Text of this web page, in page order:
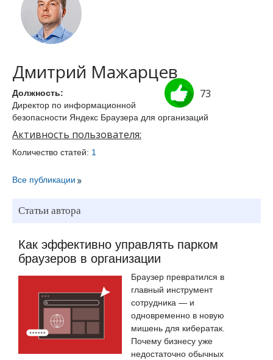
Дмитрий Мажарцев
73
Должность:
Директор по информационной
безопасности Яндекс Браузера для организаций
Активность пользователя:
Количество статей: 1
Все публикации
Статьи автора
Как эффективно управлять парком
браузеров в организации
Браузер превратился в
главный инструмент
сотрудника — и
одновременно в новую
мишень для кибератак.
Почему бизнесу уже
недостаточно обычных